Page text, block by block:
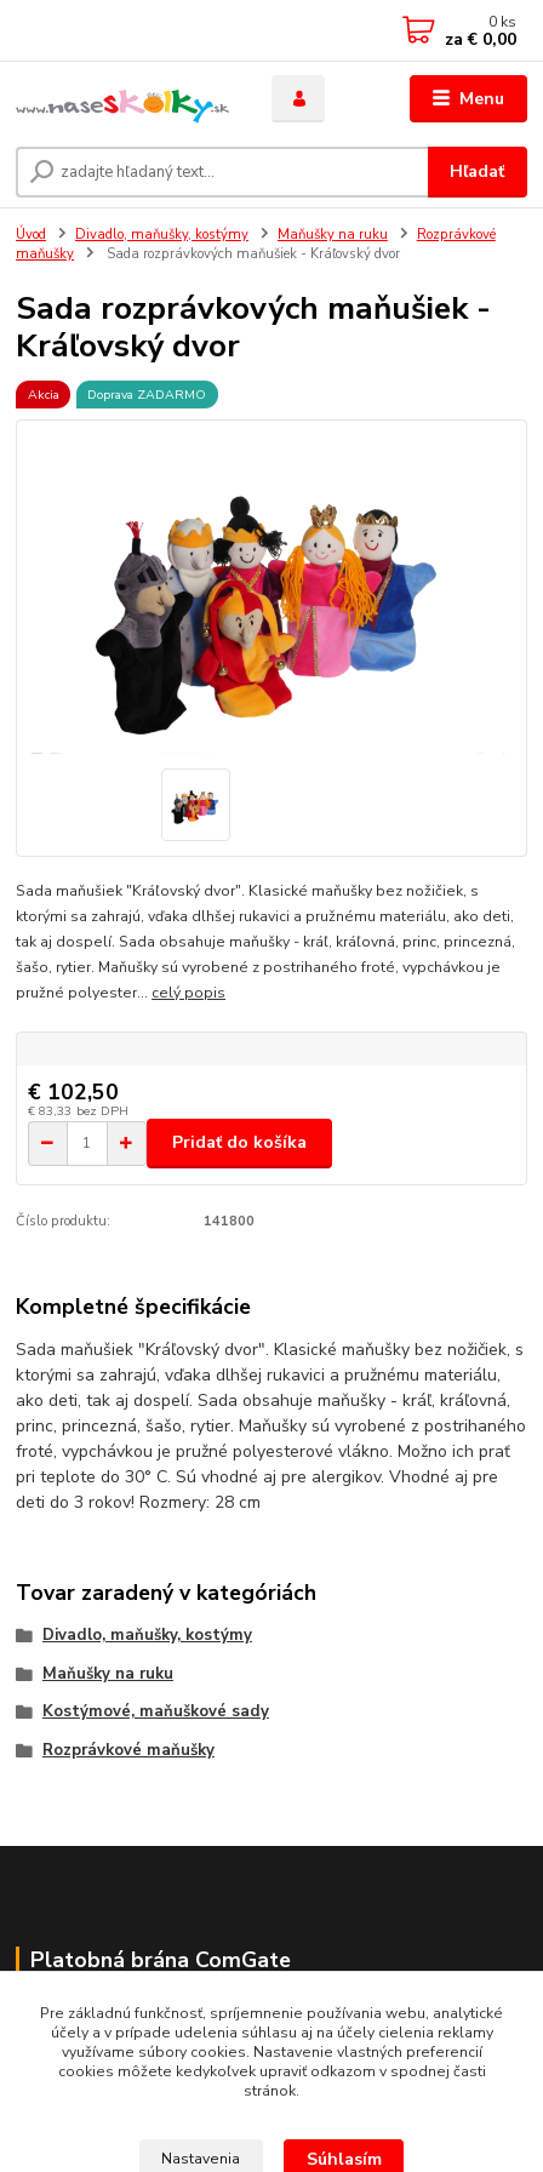
Menu
Hľadať
0 ks
za € 0,00
Úvod Divadlo, maňušky, kostýmy Maňušky na ruku
Rozprávkové
maňušky
Sada rozprávkových maňušiek - Kráľovský dvor
Sada rozprávkových maňušiek -
Kráľovský dvor
Akcia Doprava ZADARMO
Sada maňušiek "Kráľovský dvor". Klasické maňušky bez nožičiek, s
ktorými sa zahrajú, vďaka dlhšej rukavici a pružnému materiálu, ako deti,
tak aj dospelí. Sada obsahuje maňušky - kráľ, kráľovná, princ, princezná,
šašo, rytier. Maňušky sú vyrobené z postrihaného froté, vypchávkou je
pružné polyester... celý popis
€ 102,50
€ 83,33 bez DPH
Pridať do košíka
Číslo produktu: 141800
Kompletné špecifikácie
Sada maňušiek "Kráľovský dvor". Klasické maňušky bez nožičiek, s
ktorými sa zahrajú, vďaka dlhšej rukavici a pružnému materiálu,
ako deti, tak aj dospelí. Sada obsahuje maňušky - kráľ, kráľovná,
princ, princezná, šašo, rytier. Maňušky sú vyrobené z postrihaného
froté, vypchávkou je pružné polyesterové vlákno. Možno ich prať
pri teplote do 30° C. Sú vhodné aj pre alergikov. Vhodné aj pre
deti do 3 rokov! Rozmery: 28 cm
Tovar zaradený v kategóriách
Divadlo, maňušky, kostýmy
Maňušky na ruku
Kostýmové, maňuškové sady
Rozprávkové maňušky
Platobná brána ComGate
Pre základnú funkčnosť, spríjemnenie používania webu, analytické
účely a v prípade udelenia súhlasu aj na účely cielenia reklamy
využívame súbory cookies. Nastavenie vlastných preferencií
cookies môžete kedykoľvek upraviť odkazom v spodnej časti
stránok.
Nastavenia Súhlasím